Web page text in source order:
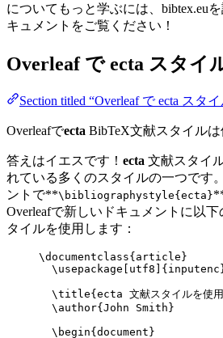
についてもっと学ぶには、bibtex.eu
キュメントをご覧ください！
Overleaf でecta スタイ
Section titled “Overleaf で ecta スタ
Overleafでecta BibTeX文献スタイル
答えはイエスです！ ecta 文献スタイ
れている多くのスタイルの一つです
ントで**\bibliographystyle{ecta}
Overleafで新しいドキュメントに以
タイルを使用します：
\documentclass{ article }
\usepackage
utf8 ]{ inputenc
\title{ecta 文献スタイルを使
\author{John Smith}
\begin{ document }